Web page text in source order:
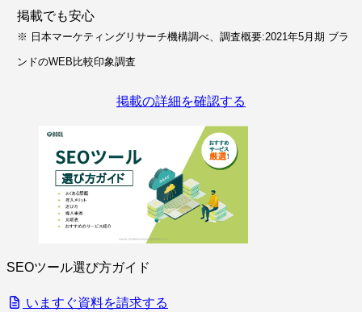
掲載でも安心
※ 日本マーケティングリサーチ機構調べ、調査概要:2021年5月期 ブラ
ンドのWEB比較印象調査
掲載の詳細を確認する
SEOツール選び方ガイド
いますぐ資料を請求する